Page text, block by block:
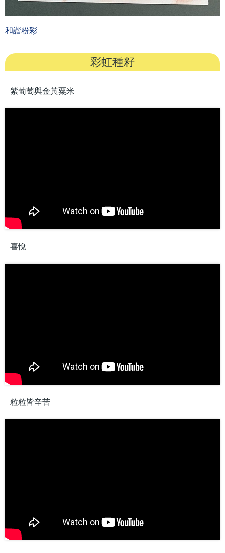
和諧粉彩
彩虹種籽
紫葡萄與金黃粟米
喜悅
粒粒皆辛苦